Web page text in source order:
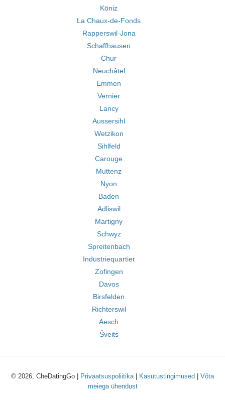
Köniz
La Chaux-de-Fonds
Rapperswil-Jona
Schaffhausen
Chur
Neuchâtel
Emmen
Vernier
Lancy
Aussersihl
Wetzikon
Sihlfeld
Carouge
Muttenz
Nyon
Baden
Adliswil
Martigny
Schwyz
Spreitenbach
Industriequartier
Zofingen
Davos
Birsfelden
Richterswil
Aesch
Šveits
© 2026, CheDatingGo | Privaatsuspoliitika| Kasutustingimused
Võta
meiega ühendust